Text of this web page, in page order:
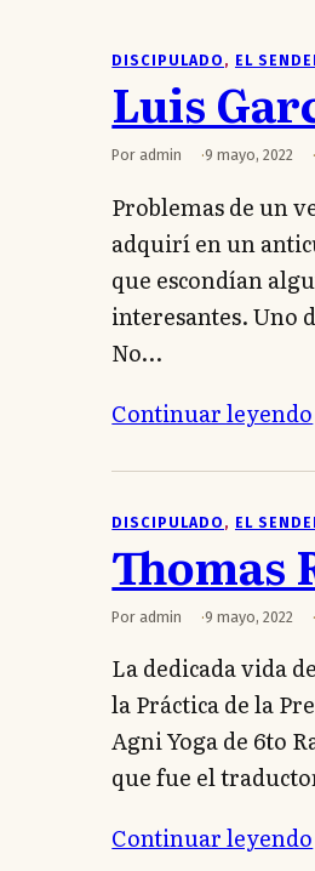
DISCIPULADO , EL
Luis
Por admin 9 mayo, 2022
Problemas de un
adquirí en un
que escondían
interesantes. Uno
No…
Continuar leyendo
DISCIPULADO , EL
Thomas
Por admin 9 mayo, 2022
La dedicada vida
la Práctica de la
Agni Yoga de 6to
que fue el
Continuar leyendo